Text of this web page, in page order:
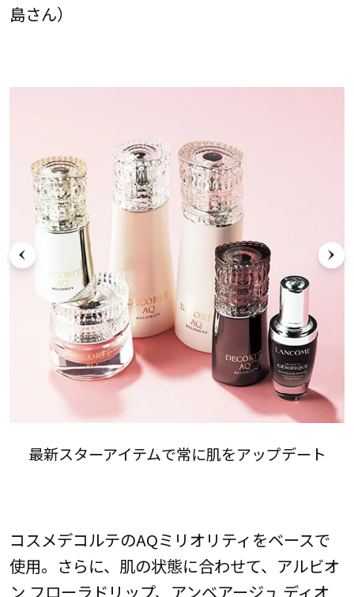
島さん）
最新スターアイテムで常に肌をアップデート
コスメデコルテのAQミリオリティをベースで
使用。さらに、肌の状態に合わせて、アルビオ
ン フローラドリップ、アンベアージュ ディオ